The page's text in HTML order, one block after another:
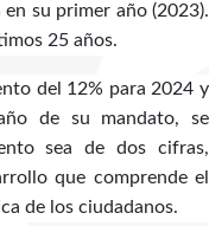
su primer año (2023).
25 años.
del 12% para 2024 y
de su mandato, se
sea de dos cifras,
que comprende el
de los ciudadanos.